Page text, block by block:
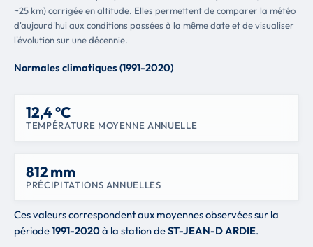
~25 km) corrigée en altitude. Elles permettent de comparer la météo
d'aujourd'hui aux conditions passées à la même date et de visualiser
l'évolution sur une décennie.
Normales climatiques (1991-2020)
12,4 °C
TEMPÉRATURE MOYENNE ANNUELLE
812 mm
PRÉCIPITATIONS ANNUELLES
Ces valeurs correspondent aux moyennes observées sur la
période1991-2020à la station deST-JEAN-D ARDIE.